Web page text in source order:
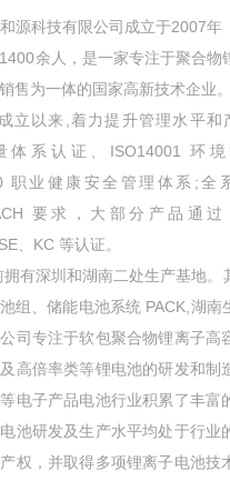
科技有限公司成立于2007年
余人，是一家专注于聚合物
售为一体的国家高新技术企业。
以来,着力提升管理水平和
体系认证、ISO14001 环
职业健康安全管理体系;全
要求，大部分产品通过
、KC 等认证。
深圳和湖南二处生产基地。
组、储能电池系统 PACK,湖南
司专注于软包聚合物锂离子高
高倍率类等锂电池的研发和制
电子产品电池行业积累了丰富
池研发及生产水平均处于行业
权，并取得多项锂离子电池技